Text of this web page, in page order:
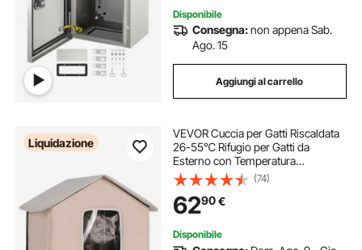
Disponibile
Consegna:non appena Sab.
Ago. 15
Aggiungi al carrello
Liquidazione
VEVOR Cuccia per Gatti Riscaldata
26-55℃ Rifugio per Gatti da
Esterno con Temperatura
Regolabile Rifugio per Gatti in
Tessuto Oxford 600D con
Cuscinetto Riscaldato 45x50 cm,
Taglia Media, Marrone
(74)
6290€
Disponibile